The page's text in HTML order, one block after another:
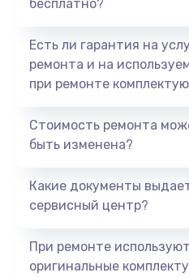
бесплатно?
Есть ли гарантия на
ремонта и на
при ремонте
Стоимость ремонта
быть изменена?
Какие документы
сервисный центр?
При ремонте
оригинальные